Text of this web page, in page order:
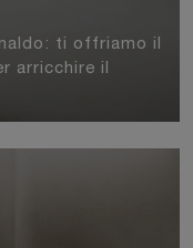
ti offriamo il
arricchire il